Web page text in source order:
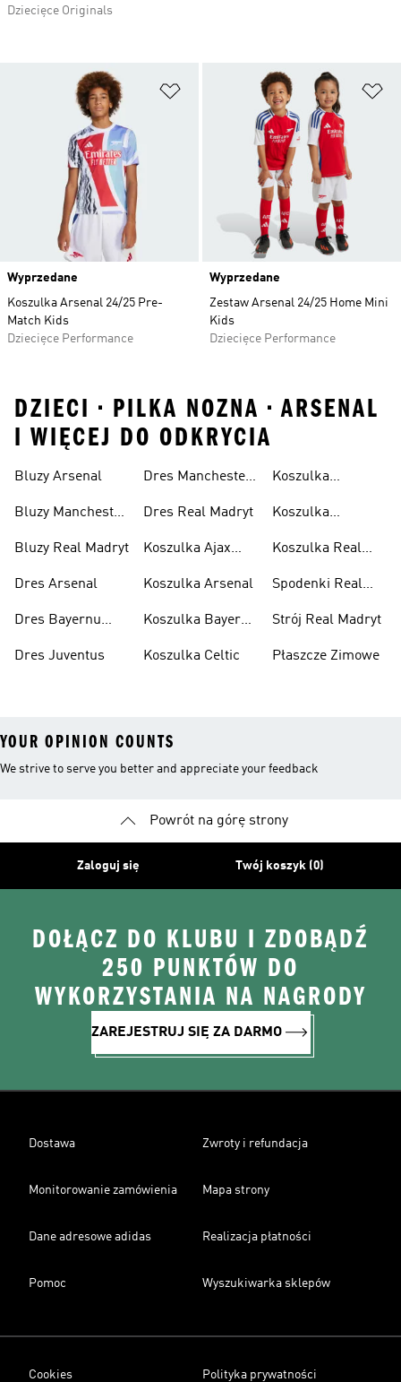
Dodaj do listy życzeń
Wyprzedane
Koszulka Arsenal 24/25 Pre-
Match Kids
Dziecięce Performance
Wyprzedane
Zestaw Arsenal 24/25 Home Mini
Kids
Dziecięce Performance
Dziecięce Originals
DZIECI • PILKA NOZNA • ARSENAL
I WIĘCEJ DO ODKRYCIA
Bluzy Arsenal
Bluzy Manchester
Bluzy Real Madryt
Dres Arsenal
Dres Bayernu
Dres Juventus
Dres Manchester
Dres Real Madryt
Koszulka Ajax
Koszulka Arsenal
Koszulka Bayernu
Koszulka Celtic
Koszulka
Koszulka
United
Koszulka Real
Spodenki Real
Strój Real Madryt
Płaszcze Zimowe
YOUR OPINION COUNTS
We strive to serve you better and appreciate your feedback
Powrót na górę strony
Zaloguj się Twój koszyk (0)
DOŁĄCZ DO KLUBU I ZDOBĄDŹ
250 PUNKTÓW DO
WYKORZYSTANIA NA NAGRODY
ZAREJESTRUJ SIĘ ZA DARMO
Dostawa Zwroty i refundacja
Monitorowanie zamówienia Mapa strony
Dane adresowe adidas Realizacja płatności
Pomoc Wyszukiwarka sklepów
Cookies Polityka prywatności